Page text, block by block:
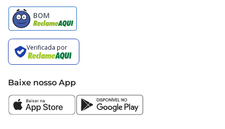
Baixe nosso App